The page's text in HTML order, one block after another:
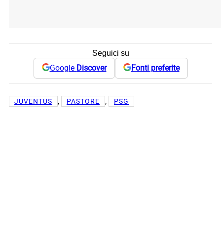
Seguici su
Google Discover Fonti preferite
JUVENTUS , PASTORE , PSG